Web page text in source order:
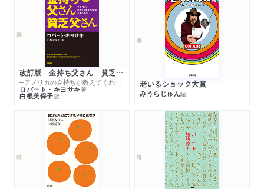
改訂版 金持ち父さん 貧乏父さん
─アメリカの金持ちが教えてくれるお金の哲学
ロバート・キヨサキ著
白根美保子訳
老いるショック大賞
みうらじゅん編